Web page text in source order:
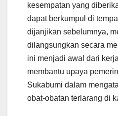
kesempatan yang
dapat berkumpul di
dijanjikan sebelumnya,
dilangsungkan secara
ini menjadi awal dari
membantu upaya
Sukabumi dalam
obat-obatan terlarang di